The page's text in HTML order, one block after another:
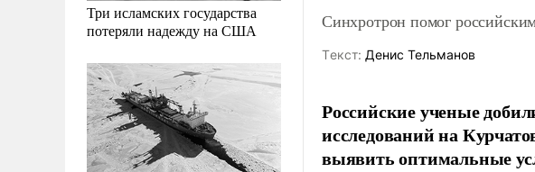
Три исламских государства
потеряли надежду на США
Синхротрон помог
Tекст: Денис Тельманов
Российские ученые
исследований на
выявить оптимальные